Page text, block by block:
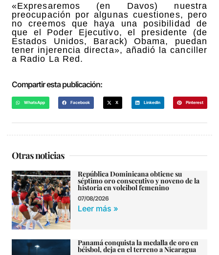
«Expresaremos (en Davos) nuestra
preocupación por algunas cuestiones, pero
no creemos que haya una posibilidad de
que el Poder Ejecutivo, el presidente (de
Estados Unidos, Barack) Obama, puedan
tener injerencia directa», añadió la canciller
a Radio La Red.
Compartir esta publicación:
WhatsApp Facebook X LinkedIn Pinterest
Otras noticias
República Dominicana obtiene su
séptimo oro consecutivo y noveno de la
historia en voleibol femenino
07/08/2026
Leer más »
Panamá conquista la medalla de oro en
béisbol, deja en el terreno a Nicaragua